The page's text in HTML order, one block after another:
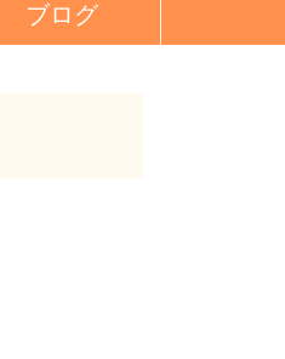
ブログ